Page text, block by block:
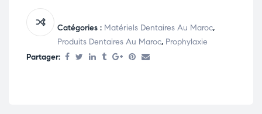
Catégories : Matériels Dentaires Au Maroc,
Produits Dentaires Au Maroc, Prophylaxie
Partager: